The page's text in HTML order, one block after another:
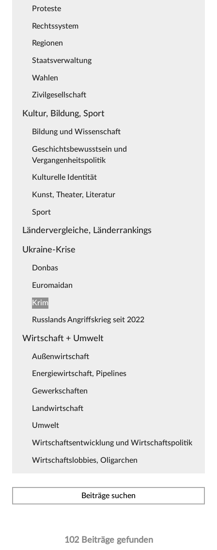
Proteste
Rechtssystem
Regionen
Staatsverwaltung
Wahlen
Zivilgesellschaft
Kultur, Bildung, Sport
Bildung und Wissenschaft
Geschichtsbewusstsein und
Vergangenheitspolitik
Kulturelle Identität
Kunst, Theater, Literatur
Sport
Ländervergleiche, Länderrankings
Ukraine-Krise
Donbas
Euromaidan
Krim
Russlands Angriffskrieg seit 2022
Wirtschaft + Umwelt
Außenwirtschaft
Energiewirtschaft, Pipelines
Gewerkschaften
Landwirtschaft
Umwelt
Wirtschaftsentwicklung und Wirtschaftspolitik
Wirtschaftslobbies, Oligarchen
Beiträge suchen
102 Beiträge gefunden